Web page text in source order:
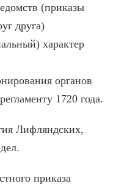
(приказы
друга)
характер
органов
1720 года.
Лифляндских,
приказа